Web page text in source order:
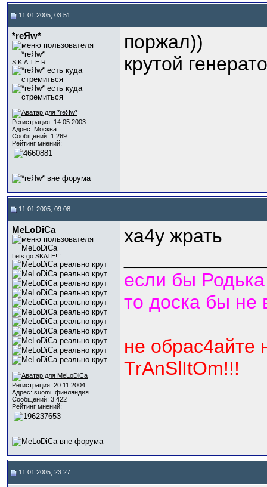
11.01.2005, 03:51
*reЯw*
S.K.A.T.E.R.
Регистрация: 14.05.2003
Адрес: Москва
Сообщений: 1,269
Рейтинг мнений:
поржал))
крутой
11.01.2005, 09:08
MeLoDiCa
Lets go SKATE!!!
Регистрация: 20.11.2004
Адрес: suomi=финляндия
Сообщений: 3,422
Рейтинг мнений:
ха4у жрать
если бы
то доска бы
не
TrAnSlItOm!!!
11.01.2005, 23:27